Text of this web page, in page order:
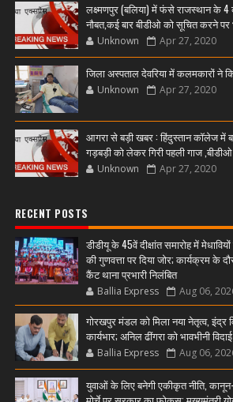
लक्ष्मणपुर (बलिया) में फंसे राजस्थान के
नौबत,कई बार बीडीओ को सूचित करने पर
Unknown Apr 27, 2020
जिला अस्पताल देवरिया में कलमकारों ने
Unknown Apr 27, 2020
आगरा से बड़ी खबर : हिंदुस्तान कॉलेज में
गड़बड़ी को लेकर गिरी पहली गाज
Unknown Apr 27, 2020
RECENT POSTS
डीडीयू के 45वें दीक्षांत समारोह में
की गुणवत्ता पर दिया जोर; कार्यक्रम के
कैंट थाना प्रभारी निलंबित
Ballia Express Aug 06,
गोरखपुर मंडल को मिला नया नेतृत्व, इंद्र
कार्यभार; अनिल ढींगरा को भावभीनी विदाई
Ballia Express Aug 06,
युवाओं के लिए बनेगी एकीकृत नीति,